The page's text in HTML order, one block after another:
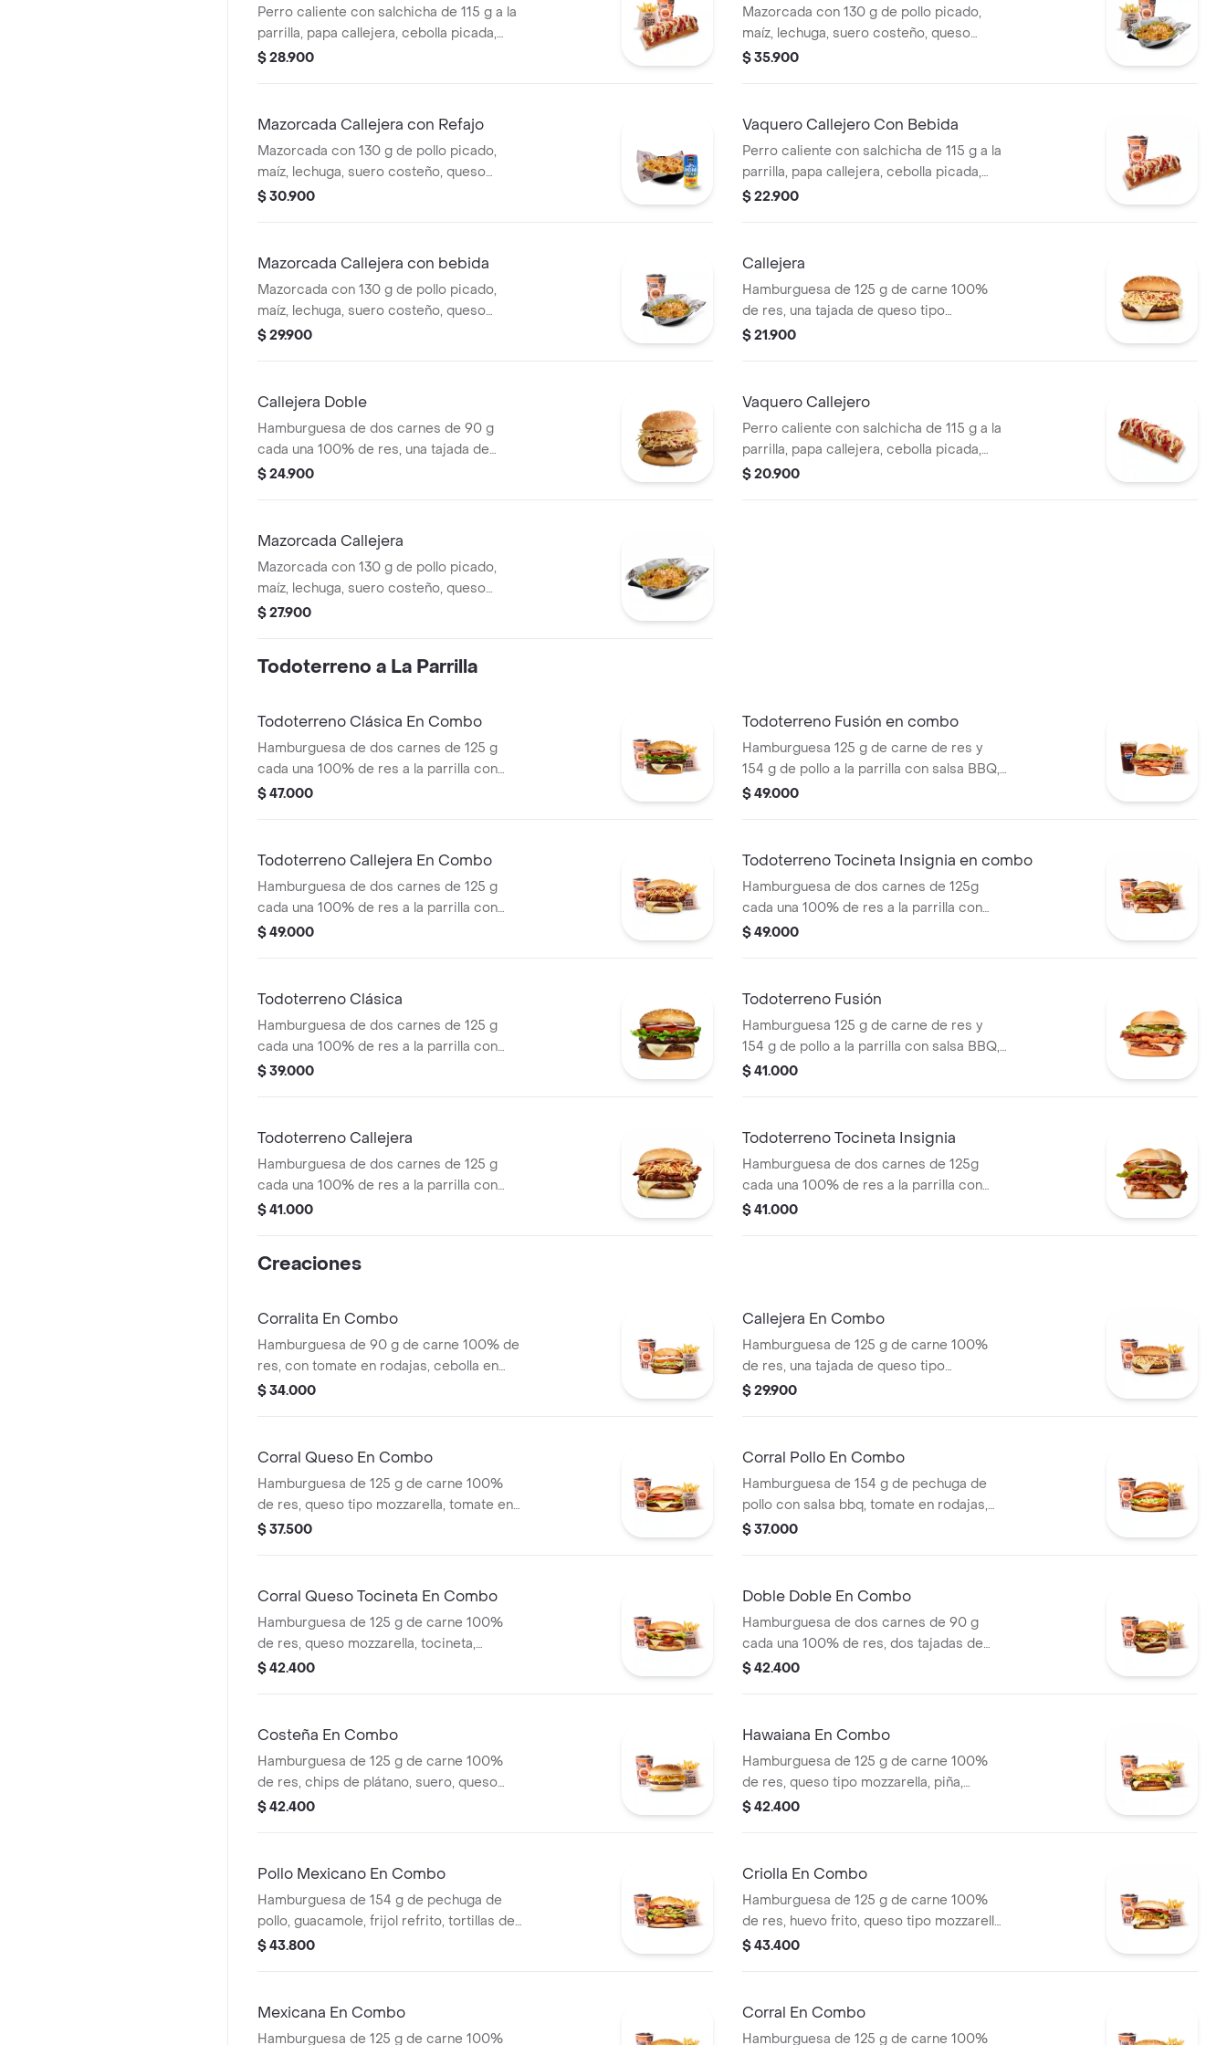
Perro caliente con salchicha de 115 g a la
parrilla, papa callejera, cebolla picada,
salsa blanca, salsa de tomate y mostaza
$ 28.900
Mazorcada con 130 g de pollo picado,
maíz, lechuga, suero costeño, queso
costeño, salsa BBQ, salsa Corral, salsa
$ 35.900
Mazorcada Callejera con Refajo
Mazorcada con 130 g de pollo picado,
maíz, lechuga, suero costeño, queso
costeño, salsa BBQ, salsa Corral, salsa
$ 30.900
Vaquero Callejero Con Bebida
Perro caliente con salchicha de 115 g a la
parrilla, papa callejera, cebolla picada,
salsa blanca, salsa de tomate y mostaza
$ 22.900
Mazorcada Callejera con bebida
Mazorcada con 130 g de pollo picado,
maíz, lechuga, suero costeño, queso
costeño, salsa BBQ, salsa Corral, salsa
$ 29.900
Callejera
Hamburguesa de 125 g de carne 100%
de res, una tajada de queso tipo
mozzarella, papas callejera, salsa blanca,
$ 21.900
Callejera Doble
Hamburguesa de dos carnes de 90 g
cada una 100% de res, una tajada de
queso tipo mozzarella, papas callejera,
$ 24.900
Vaquero Callejero
Perro caliente con salchicha de 115 g a la
parrilla, papa callejera, cebolla picada,
salsa blanca, salsa de tomate y mostaza
$ 20.900
Mazorcada Callejera
Mazorcada con 130 g de pollo picado,
maíz, lechuga, suero costeño, queso
costeño, salsa BBQ, salsa Corral, salsa
$ 27.900
Todoterreno a La Parrilla
Todoterreno Clásica En Combo
Hamburguesa de dos carnes de 125 g
cada una 100% de res a la parrilla con
salsa bbq, queso mozzarella, lechuga,
$ 47.000
Todoterreno Fusión en combo
Hamburguesa 125 g de carne de res y
154 g de pollo a la parrilla con salsa BBQ,
tocineta, queso mozzarella, pepinillos,
cascos) + bebida PET
$ 49.000
Todoterreno Callejera En Combo
Hamburguesa de dos carnes de 125 g
cada una 100% de res a la parrilla con
salsa bbq, tocineta, queso mozzarella,
$ 49.000
Todoterreno Tocineta Insignia en combo
Hamburguesa de dos carnes de 125g
cada una 100% de res a la parrilla con
salsa BBQ, tocineta, queso mozzarella,
papa + papas Corral medianas + bebida
$ 49.000
Todoterreno Clásica
Hamburguesa de dos carnes de 125 g
cada una 100% de res a la parrilla con
salsa bbq, queso mozzarella, lechuga,
$ 39.000
Todoterreno Fusión
Hamburguesa 125 g de carne de res y
154 g de pollo a la parrilla con salsa BBQ,
tocineta, queso mozzarella, pepinillos,
$ 41.000
Todoterreno Callejera
Hamburguesa de dos carnes de 125 g
cada una 100% de res a la parrilla con
salsa bbq, tocineta, queso mozzarella,
$ 41.000
Todoterreno Tocineta Insignia
Hamburguesa de dos carnes de 125g
cada una 100% de res a la parrilla con
salsa BBQ, tocineta, queso mozzarella,
$ 41.000
Creaciones
Corralita En Combo
Hamburguesa de 90 g de carne 100% de
res, con tomate en rodajas, cebolla en
rodajas, lechuga, salsa blanca y salsa de
$ 34.000
Callejera En Combo
Hamburguesa de 125 g de carne 100%
de res, una tajada de queso tipo
mozzarella, papas callejera, salsa blanca,
$ 29.900
Corral Queso En Combo
Hamburguesa de 125 g de carne 100%
de res, queso tipo mozzarella, tomate en
rodajas, cebolla en rodajas, lechuga y
$ 37.500
Corral Pollo En Combo
Hamburguesa de 154 g de pechuga de
pollo con salsa bbq, tomate en rodajas,
cebolla en rodajas, lechuga y salsa blanca
$ 37.000
Corral Queso Tocineta En Combo
Hamburguesa de 125 g de carne 100%
de res, queso mozzarella, tocineta,
tomate en rodajas, cebolla en rodajas,
$ 42.400
Doble Doble En Combo
Hamburguesa de dos carnes de 90 g
cada una 100% de res, dos tajadas de
queso tipo mozzarella, cebolla grillé,
cascos) + bebida PET
$ 42.400
Costeña En Combo
Hamburguesa de 125 g de carne 100%
de res, chips de plátano, suero, queso
costeño rallado y salsa blanca en pan
$ 42.400
Hawaiana En Combo
Hamburguesa de 125 g de carne 100%
de res, queso tipo mozzarella, piña,
lechuga, salsa blanca y salsa de tomate
$ 42.400
Pollo Mexicano En Combo
Hamburguesa de 154 g de pechuga de
pollo, guacamole, frijol refrito, tortillas de
maíz, tomate, lechuga y salsa blanca +
$ 43.800
Criolla En Combo
Hamburguesa de 125 g de carne 100%
de res, huevo frito, queso tipo mozzarella,
cebolla grillé, tomate en rodajas, lechuga
$ 43.400
Mexicana En Combo
Hamburguesa de 125 g de carne 100%
Corral En Combo
Hamburguesa de 125 g de carne 100%